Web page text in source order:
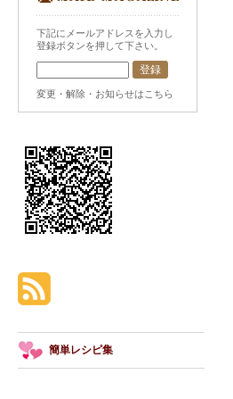
下記にメールアドレスを入力し
登録ボタンを押して下さい。
変更・解除・お知らせはこちら
簡単レシピ集